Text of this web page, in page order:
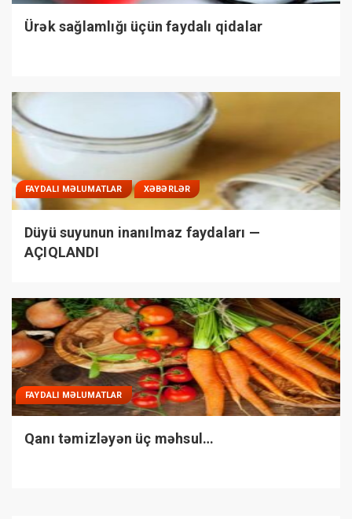
Ürək sağlamlığı üçün faydalı qidalar
FAYDALI MƏLUMATLAR XƏBƏRLƏR
Düyü suyunun inanılmaz faydaları —
AÇIQLANDI
FAYDALI MƏLUMATLAR
Qanı təmizləyən üç məhsul…